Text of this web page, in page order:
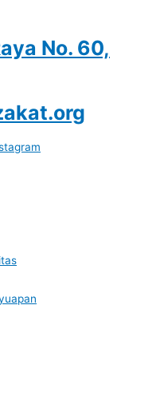
No. 60,